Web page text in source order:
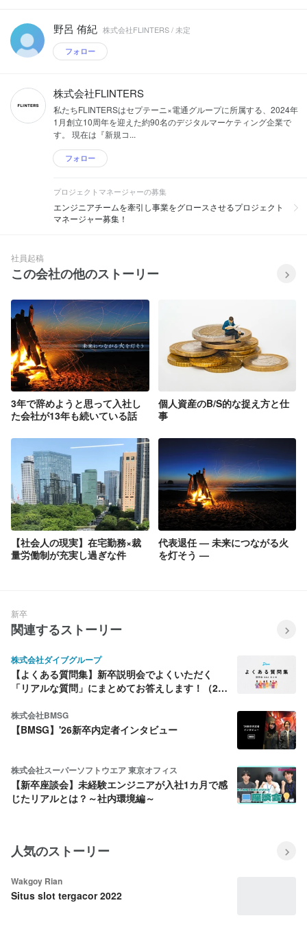
野呂 侑紀 株式会社FLINTERS / 未定
フォロー
株式会社FLINTERS
私たちFLINTERSはセプテーニ×電通グループに所属する、2024年
1月創立10周年を迎えた約90名のデジタルマーケティング企業で
す。 現在は『新規コ...
フォロー
プロジェクトマネージャーの募集
エンジニアチームを牽引し事業をグロースさせるプロジェクト
マネージャー募集！
社員起稿
この会社の他のストーリー
3年で辞めようと思って入社し
た会社が13年も続いている話
個人資産のB/S的な捉え方と仕
事
【社会人の現実】在宅勤務×裁
量労働制が充実し過ぎな件
代表退任 — 未来につながる火
を灯そう —
新卒
関連するストーリー
株式会社ダイブグループ
【よくある質問集】新卒説明会でよくいただく
「リアルな質問」にまとめてお答えします！（26
株式会社BMSG
【BMSG】'26新卒内定者インタビュー
株式会社スーパーソフトウエア 東京オフィス
【新卒座談会】未経験エンジニアが入社1カ月で感
じたリアルとは？～社内環境編～
人気のストーリー
Wakgoy Rian
Situs slot tergacor 2022